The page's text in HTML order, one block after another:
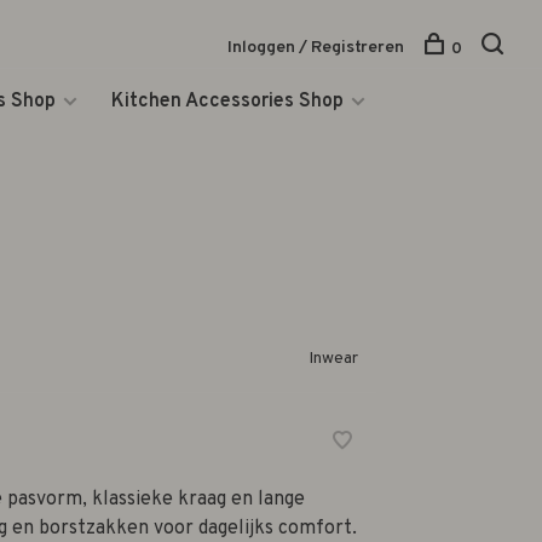
Shop Kitchen Accessories Shop
Inloggen / Registreren 0
Inwear
klassieke kraag en lange
en borstzakken voor dagelijks comfort.